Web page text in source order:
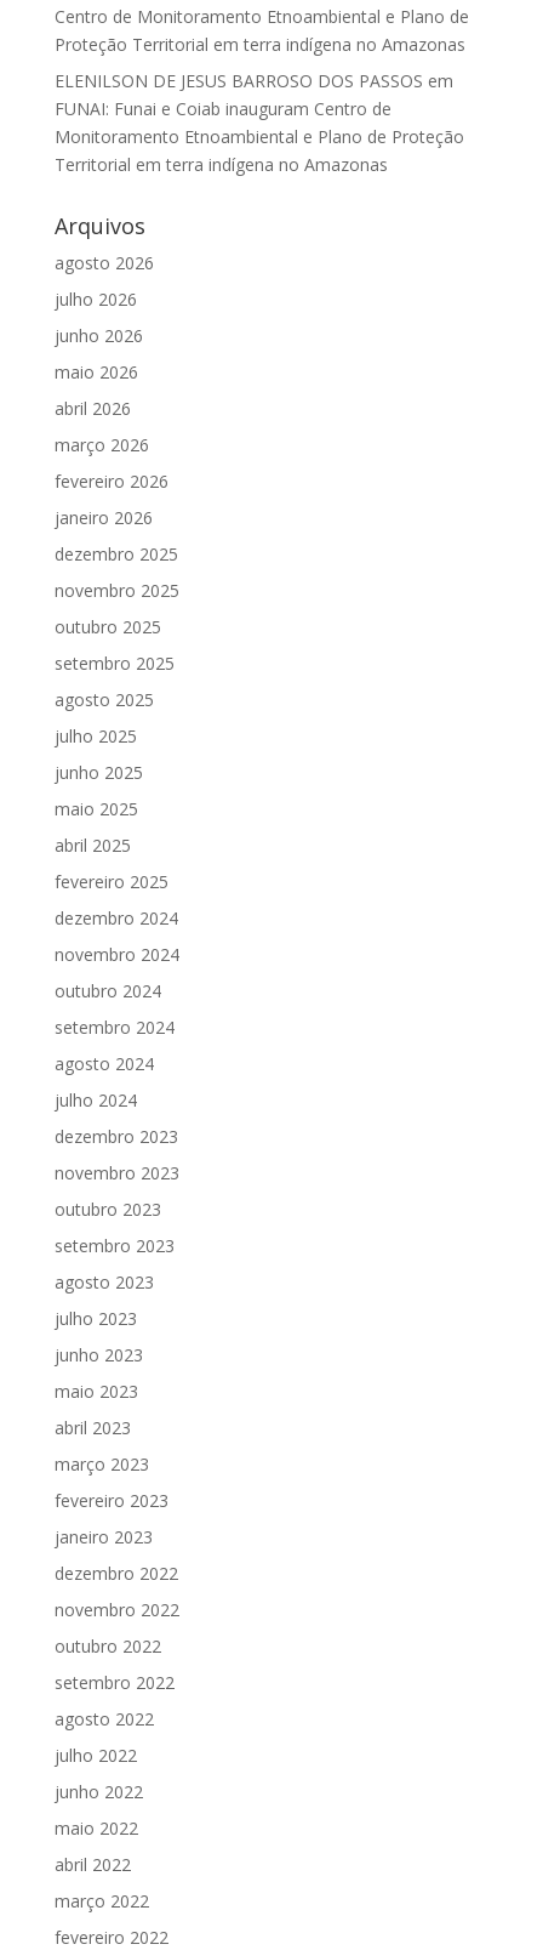
Centro de Monitoramento Etnoambiental e Plano de
Proteção Territorial em terra indígena no Amazonas
ELENILSON DE JESUS BARROSO DOS PASSOS em
FUNAI: Funai e Coiab inauguram Centro de
Monitoramento Etnoambiental e Plano de Proteção
Territorial em terra indígena no Amazonas
Arquivos
agosto 2026
julho 2026
junho 2026
maio 2026
abril 2026
março 2026
fevereiro 2026
janeiro 2026
dezembro 2025
novembro 2025
outubro 2025
setembro 2025
agosto 2025
julho 2025
junho 2025
maio 2025
abril 2025
fevereiro 2025
dezembro 2024
novembro 2024
outubro 2024
setembro 2024
agosto 2024
julho 2024
dezembro 2023
novembro 2023
outubro 2023
setembro 2023
agosto 2023
julho 2023
junho 2023
maio 2023
abril 2023
março 2023
fevereiro 2023
janeiro 2023
dezembro 2022
novembro 2022
outubro 2022
setembro 2022
agosto 2022
julho 2022
junho 2022
maio 2022
abril 2022
março 2022
fevereiro 2022